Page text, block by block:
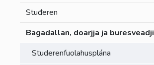
Stuđeren
Bagadallan, doarjja ja
Studerenfuolahusplána